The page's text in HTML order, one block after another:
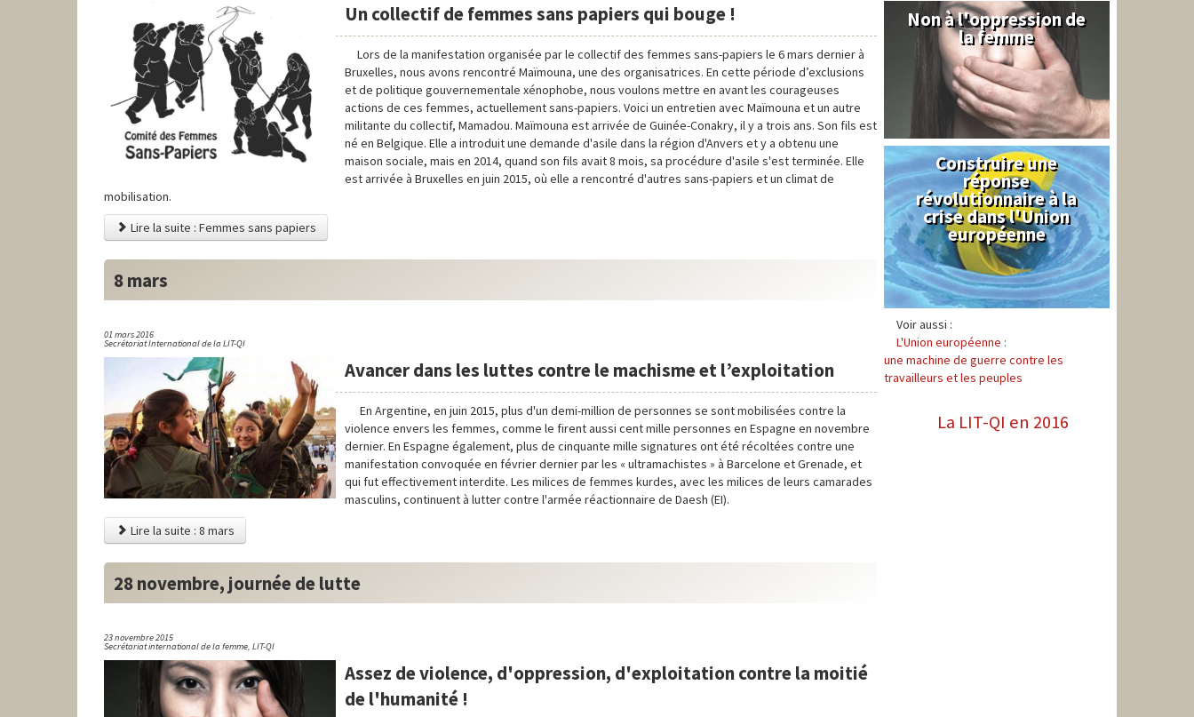
Un collectif de femmes sans papiers qui bouge !
Lors de la manifestation organisée par le collectif des femmes sans-papiers le 6 mars dernier à
Bruxelles, nous avons rencontré Maïmouna, une des organisatrices. En cette période d’exclusions
et de politique gouvernementale xénophobe, nous voulons mettre en avant les courageuses
actions de ces femmes, actuellement sans-papiers. Voici un entretien avec Maïmouna et un autre
militante du collectif, Mamadou. Maïmouna est arrivée de Guinée-Conakry, il y a trois ans. Son fils est
né en Belgique. Elle a introduit une demande d'asile dans la région d'Anvers et y a obtenu une
maison sociale, mais en 2014, quand son fils avait 8 mois, sa procédure d'asile s'est terminée. Elle
est arrivée à Bruxelles en juin 2015, où elle a rencontré d'autres sans-papiers et un climat de
mobilisation.
Lire la suite : Femmes sans papiers
8 mars
01 mars 2016
Secrétariat International de la LIT-QI
Avancer dans les luttes contre le machisme et l’exploitation
En Argentine, en juin 2015, plus d'un demi-million de personnes se sont mobilisées contre la
violence envers les femmes, comme le firent aussi cent mille personnes en Espagne en novembre
dernier. En Espagne également, plus de cinquante mille signatures ont été récoltées contre une
manifestation convoquée en février dernier par les « ultramachistes » à Barcelone et Grenade, et
qui fut effectivement interdite. Les milices de femmes kurdes, avec les milices de leurs camarades
masculins, continuent à lutter contre l'armée réactionnaire de Daesh (EI).
Lire la suite : 8 mars
28 novembre, journée de lutte
23 novembre 2015
Secrétariat international de la femme, LIT-QI
Assez de violence, d'oppression, d'exploitation contre la moitié
de l'humanité !
Syrie
Non à l'oppression de
la femme
Syndical
Construire une
réponse
révolutionnaire à la
crise dans l'Union
européenne
Voir aussi :
L'Union européenne :
une machine de guerre contre les
travailleurs et les peuples
La LIT-QI en 2016